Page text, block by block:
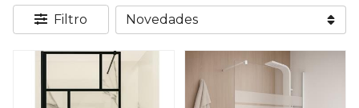
Filtro